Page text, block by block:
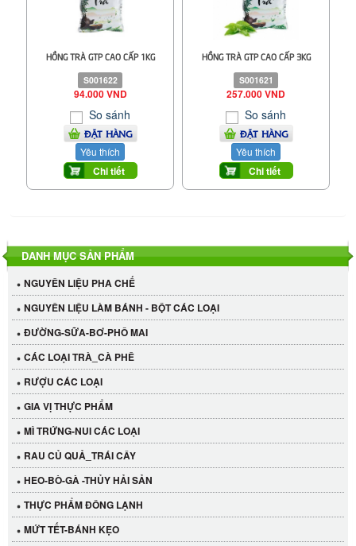
HỒNG TRÀ GTP CAO CẤP 1KG
S001622
94.000 VND
So sánh
ĐẶT HÀNG
Yêu thích
Chi tiết
HỒNG TRÀ GTP CAO CẤP 3KG
S001621
257.000 VND
So sánh
ĐẶT HÀNG
Yêu thích
Chi tiết
DANH MỤC SẢN PHẨM
NGUYÊN LIỆU PHA CHẾ
NGUYÊN LIỆU LÀM BÁNH - BỘT CÁC LOẠI
ĐƯỜNG-SỮA-BƠ-PHÔ MAI
CÁC LOẠI TRÀ_CÀ PHÊ
RƯỢU CÁC LOẠI
GIA VỊ THỰC PHẨM
MÌ TRỨNG-NUI CÁC LOẠI
RAU CỦ QUẢ_TRÁI CÂY
HEO-BÒ-GÀ -THỦY HẢI SẢN
THỰC PHẨM ĐÔNG LẠNH
MỨT TẾT-BÁNH KẸO